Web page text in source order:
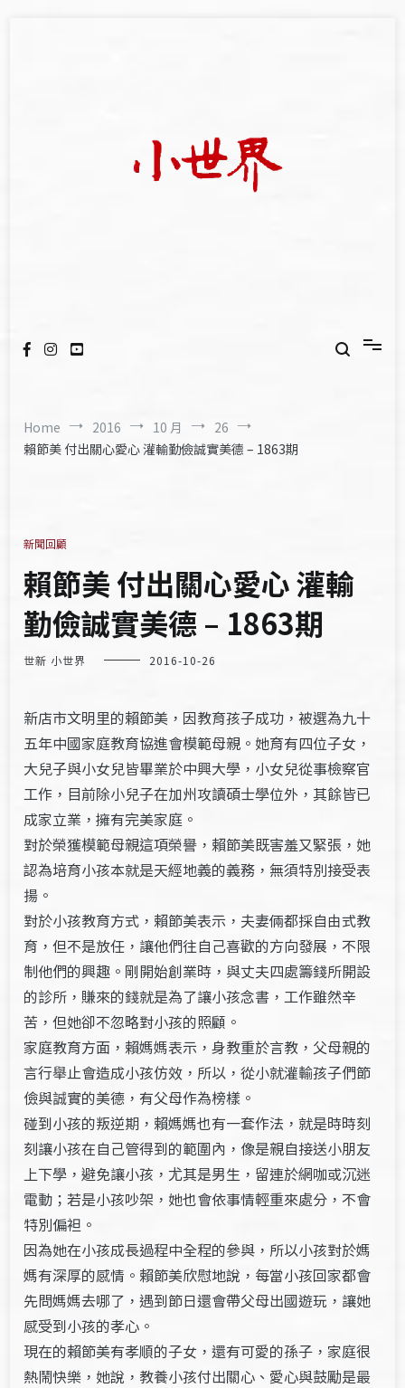
Home 2016 10 月
26
賴節美 付出關心愛心 灌輸勤儉誠實美德 – 1863期
新聞回顧
賴節美 付出關心愛心 灌輸
勤儉誠實美德 – 1863期
世新 小世界 2016-10-26
新店市文明里的賴節美，因教育孩子成功，被選為九十
五年中國家庭教育協進會模範母親。她育有四位子女，
大兒子與小女兒皆畢業於中興大學，小女兒從事檢察官
工作，目前除小兒子在加州攻讀碩士學位外，其餘皆已
成家立業，擁有完美家庭。
對於榮獲模範母親這項榮譽，賴節美既害羞又緊張，她
認為培育小孩本就是天經地義的義務，無須特別接受表
揚。
對於小孩教育方式，賴節美表示，夫妻倆都採自由式教
育，但不是放任，讓他們往自己喜歡的方向發展，不限
制他們的興趣。剛開始創業時，與丈夫四處籌錢所開設
的診所，賺來的錢就是為了讓小孩念書，工作雖然辛
苦，但她卻不忽略對小孩的照顧。
家庭教育方面，賴媽媽表示，身教重於言教，父母親的
言行舉止會造成小孩仿效，所以，從小就灌輸孩子們節
儉與誠實的美德，有父母作為榜樣。
碰到小孩的叛逆期，賴媽媽也有一套作法，就是時時刻
刻讓小孩在自己管得到的範圍內，像是親自接送小朋友
上下學，避免讓小孩，尤其是男生，留連於網咖或沉迷
電動；若是小孩吵架，她也會依事情輕重來處分，不會
特別偏袒。
因為她在小孩成長過程中全程的參與，所以小孩對於媽
媽有深厚的感情。賴節美欣慰地說，每當小孩回家都會
先問媽媽去哪了，遇到節日還會帶父母出國遊玩，讓她
感受到小孩的孝心。
現在的賴節美有孝順的子女，還有可愛的孫子，家庭很
熱鬧快樂，她說，教養小孩付出關心、愛心與鼓勵是最